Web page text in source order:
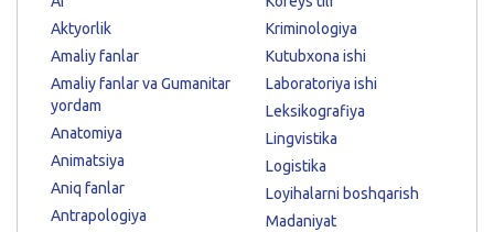
Aktyorlik
Amaliy fanlar
Amaliy fanlar va Gumanitar
yordam
Anatomiya
Animatsiya
Aniq fanlar
Antrapologiya
Kriminologiya
Kutubxona ishi
Laboratoriya ishi
Leksikografiya
Lingvistika
Logistika
Loyihalarni boshqarish
Madaniyat